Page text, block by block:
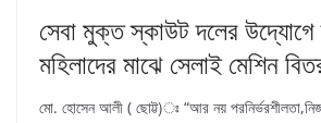
সেবা মুক্ত স্কাউট দলের
মহিলাদের মাঝে সেলাই মেশিন
মো. হোসেন আলী ( ছোট্ট)ঃ “আর নয় পরনির্ভরশীলতা,নিজ